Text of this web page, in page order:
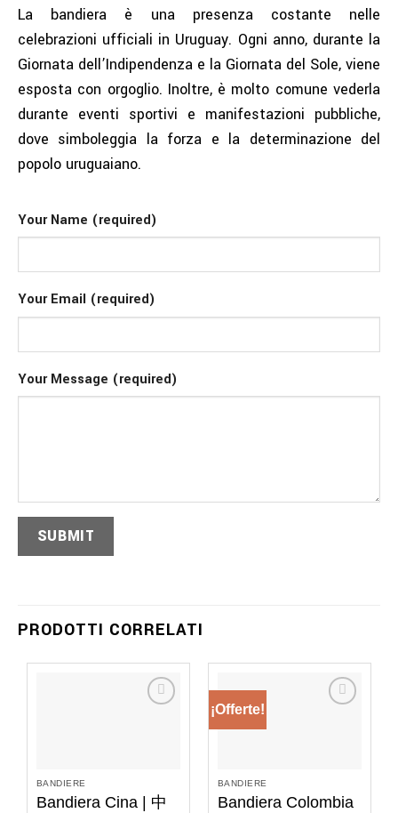
La bandiera è una presenza costante nelle
celebrazioni ufficiali in Uruguay. Ogni anno, durante la
Giornata dell’Indipendenza e la Giornata del Sole, viene
esposta con orgoglio. Inoltre, è molto comune vederla
durante eventi sportivi e manifestazioni pubbliche,
dove simboleggia la forza e la determinazione del
popolo uruguaiano.
Your Name (required)
Your Email (required)
Your Message (required)
PRODOTTI CORRELATI
BANDIERE
Bandiera Cina | 中
¡Offerte!
BANDIERE
Bandiera Colombia